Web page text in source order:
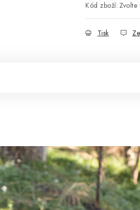
Kód zboží: Zvolte
Tisk